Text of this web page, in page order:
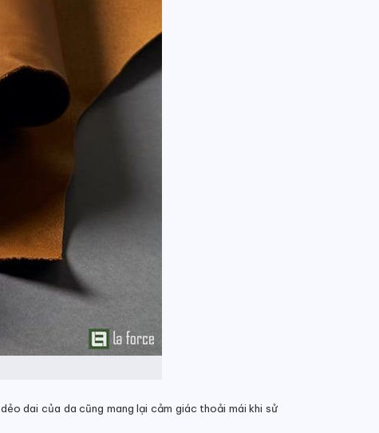
dai của da cũng mang lại cảm giác thoải mái khi sử